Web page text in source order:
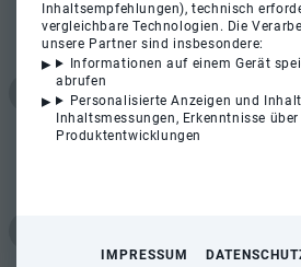
Inhaltsempfehlungen), technisch
vergleichbare Technologien. Die
unsere Partner sind insbesondere:
Informationen auf einem Gerät
abrufen
Personalisierte Anzeigen und
Inhaltsmessungen, Erkenntnisse
Produktentwicklungen
IMPRESSUM